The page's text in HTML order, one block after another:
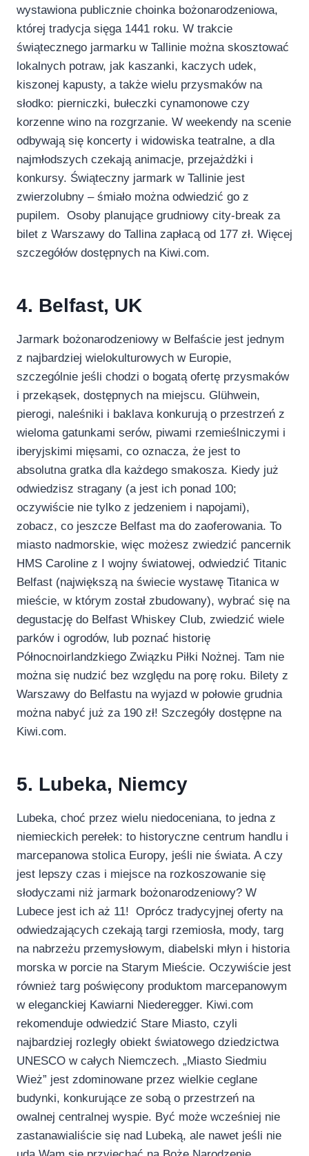
wystawiona publicznie choinka bożonarodzeniowa,
której tradycja sięga 1441 roku. W trakcie
świątecznego jarmarku w Tallinie można skosztować
lokalnych potraw, jak kaszanki, kaczych udek,
kiszonej kapusty, a także wielu przysmaków na
słodko: pierniczki, bułeczki cynamonowe czy
korzenne wino na rozgrzanie. W weekendy na scenie
odbywają się koncerty i widowiska teatralne, a dla
najmłodszych czekają animacje, przejażdżki i
konkursy. Świąteczny jarmark w Tallinie jest
zwierzolubny – śmiało można odwiedzić go z
pupilem. Osoby planujące grudniowy city-break za
bilet z Warszawy do Tallina zapłacą od 177 zł. Więcej
szczegółów dostępnych na Kiwi.com.
4. Belfast, UK
Jarmark bożonarodzeniowy w Belfaście jest jednym
z najbardziej wielokulturowych w Europie,
szczególnie jeśli chodzi o bogatą ofertę przysmaków
i przekąsek, dostępnych na miejscu. Glühwein,
pierogi, naleśniki i baklava konkurują o przestrzeń z
wieloma gatunkami serów, piwami rzemieślniczymi i
iberyjskimi mięsami, co oznacza, że jest to
absolutna gratka dla każdego smakosza. Kiedy już
odwiedzisz stragany (a jest ich ponad 100;
oczywiście nie tylko z jedzeniem i napojami),
zobacz, co jeszcze Belfast ma do zaoferowania. To
miasto nadmorskie, więc możesz zwiedzić pancernik
HMS Caroline z I wojny światowej, odwiedzić Titanic
Belfast (największą na świecie wystawę Titanica w
mieście, w którym został zbudowany), wybrać się na
degustację do Belfast Whiskey Club, zwiedzić wiele
parków i ogrodów, lub poznać historię
Północnoirlandzkiego Związku Piłki Nożnej. Tam nie
można się nudzić bez względu na porę roku. Bilety z
Warszawy do Belfastu na wyjazd w połowie grudnia
można nabyć już za 190 zł! Szczegóły dostępne na
Kiwi.com.
5. Lubeka, Niemcy
Lubeka, choć przez wielu niedoceniana, to jedna z
niemieckich perełek: to historyczne centrum handlu i
marcepanowa stolica Europy, jeśli nie świata. A czy
jest lepszy czas i miejsce na rozkoszowanie się
słodyczami niż jarmark bożonarodzeniowy? W
Lubece jest ich aż 11! Oprócz tradycyjnej oferty na
odwiedzających czekają targi rzemiosła, mody, targ
na nabrzeżu przemysłowym, diabelski młyn i historia
morska w porcie na Starym Mieście. Oczywiście jest
również targ poświęcony produktom marcepanowym
w eleganckiej Kawiarni Niederegger. Kiwi.com
rekomenduje odwiedzić Stare Miasto, czyli
najbardziej rozległy obiekt światowego dziedzictwa
UNESCO w całych Niemczech. „Miasto Siedmiu
Wież” jest zdominowane przez wielkie ceglane
budynki, konkurujące ze sobą o przestrzeń na
owalnej centralnej wyspie. Być może wcześniej nie
zastanawialiście się nad Lubeką, ale nawet jeśli nie